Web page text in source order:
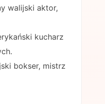
walijski aktor,
kucharz
bokser, mistrz